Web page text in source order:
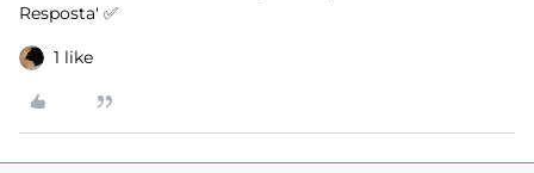
Resposta' ✅
1 like